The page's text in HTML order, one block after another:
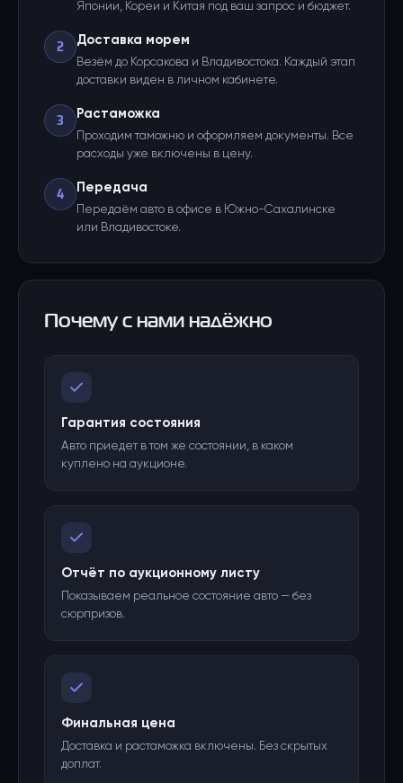
Японии, Кореи и Китая под ваш запрос и бюджет.
2 Доставка морем
Везём до Корсакова и Владивостока. Каждый этап
доставки виден в личном кабинете.
3 Растаможка
Проходим таможню и оформляем документы. Все
расходы уже включены в цену.
4 Передача
Передаём авто в офисе в Южно-Сахалинске
или Владивостоке.
Почему с нами надёжно
Гарантия состояния
Авто приедет в том же состоянии, в каком
куплено на аукционе.
Отчёт по аукционному листу
Показываем реальное состояние авто — без
сюрпризов.
Финальная цена
Доставка и растаможка включены. Без скрытых
доплат.